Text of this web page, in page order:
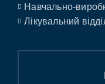
Навчально-
Лікувальний